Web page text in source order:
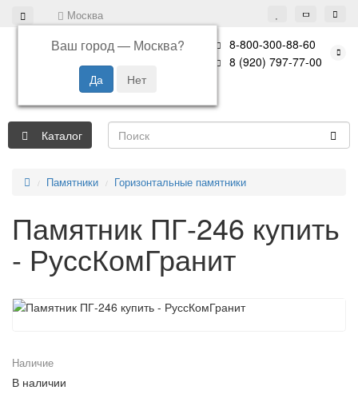
Москва
Ваш город — Москва?
8-800-300-88-60
8 (920) 797-77-00
Каталог
Памятники Горизонтальные памятники
Памятник ПГ-246 купить
- РуссКомГранит
Наличие
В наличии